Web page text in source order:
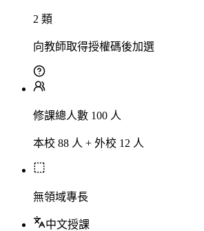
2 類
向教師取得授權碼後加選
修課總人數 100 人
本校 88 人 + 外校 12 人
無領域專長
中文授課